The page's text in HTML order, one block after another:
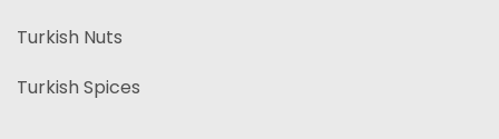
Turkish Nuts
Turkish Spices